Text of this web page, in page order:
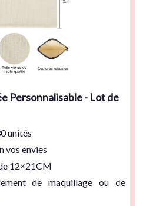
Personnalisable - Lot de
unités
vos envies
12×21CM
de maquillage ou de